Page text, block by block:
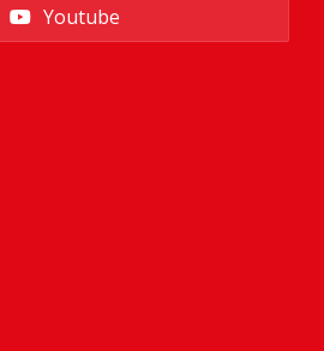
Youtube